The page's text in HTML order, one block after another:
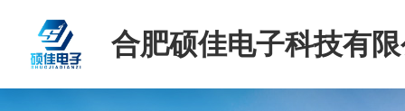
合肥硕佳电子科技有